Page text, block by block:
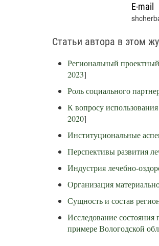
E-mail
Статьи автора в этом
Региональный
2023]
Роль социального
К вопросу
2020]
Институциональные
Перспективы развития
Индустрия лечебно-
Организация
Сущность и состав
Исследование
примере Вологодской